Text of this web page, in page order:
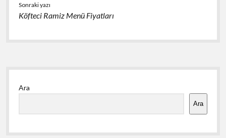
Sonraki yazı
Köfteci Ramiz Menü Fiyatları
Yan
Menü
Ara
Ara